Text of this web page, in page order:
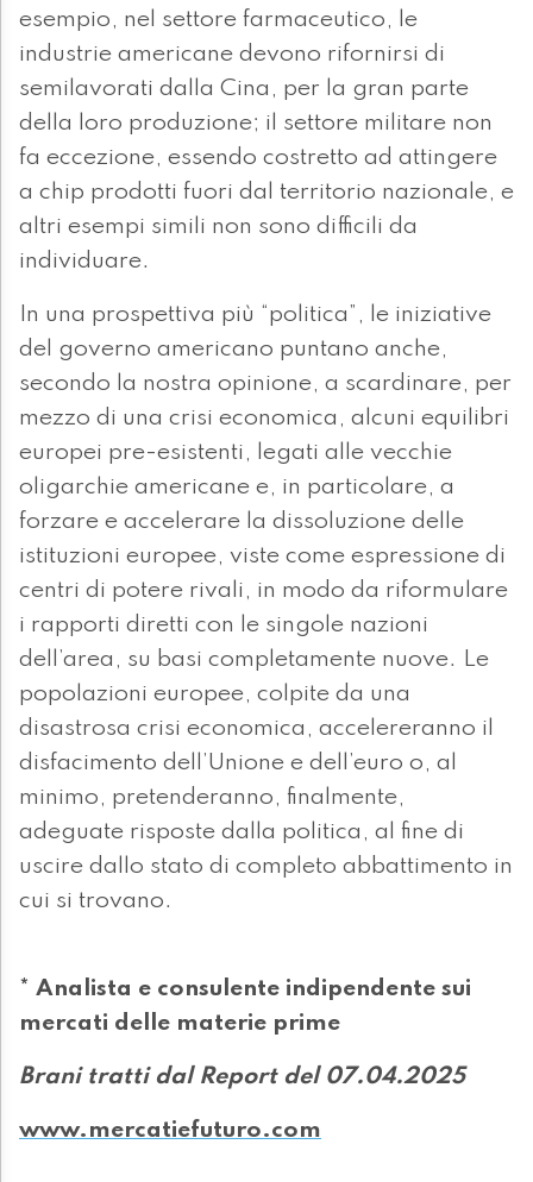
esempio, nel settore farmaceutico, le
industrie americane devono rifornirsi di
semilavorati dalla Cina, per la gran parte
della loro produzione; il settore militare non
fa eccezione, essendo costretto ad attingere
a chip prodotti fuori dal territorio nazionale, e
altri esempi simili non sono difficili da
individuare.
In una prospettiva più “politica”, le iniziative
del governo americano puntano anche,
secondo la nostra opinione, a scardinare, per
mezzo di una crisi economica, alcuni equilibri
europei pre-esistenti, legati alle vecchie
oligarchie americane e, in particolare, a
forzare e accelerare la dissoluzione delle
istituzioni europee, viste come espressione di
centri di potere rivali, in modo da riformulare
i rapporti diretti con le singole nazioni
dell’area, su basi completamente nuove. Le
popolazioni europee, colpite da una
disastrosa crisi economica, accelereranno il
disfacimento dell’Unione e dell’euro o, al
minimo, pretenderanno, finalmente,
adeguate risposte dalla politica, al fine di
uscire dallo stato di completo abbattimento in
cui si trovano.
* Analista e consulente indipendente sui
mercati delle materie prime
Brani tratti dal Report del 07.04.2025
www.mercatiefuturo.com